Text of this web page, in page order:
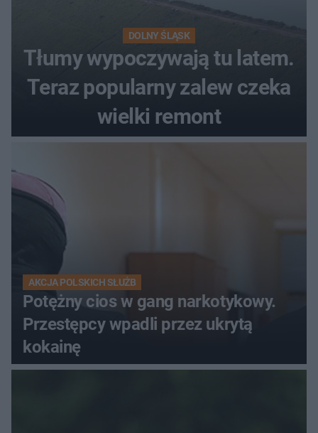
DOLNY ŚLĄSK
Tłumy wypoczywają tu latem.
Teraz popularny zalew czeka
wielki remont
AKCJA POLSKICH SŁUŻB
Potężny cios w gang narkotykowy.
Przestępcy wpadli przez ukrytą
kokainę